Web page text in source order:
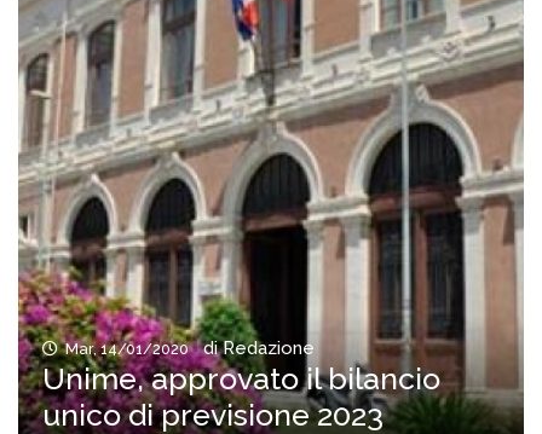
Mar, 14/01/2020 di Redazione
Unime, approvato il bilancio
unico di previsione 2023